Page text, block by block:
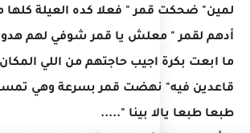
لمين" ضحكت قمر " فعلا كده العيلة
أدهم لقمر " معلش يا قمر شوفي لهم هدوم
ما ابعت بكرة اجيب حاجتهم من اللي المكان
قاعدين فيه" نهضت قمر بسرعة وهي
طبعا طبعا يالا بينا ".....